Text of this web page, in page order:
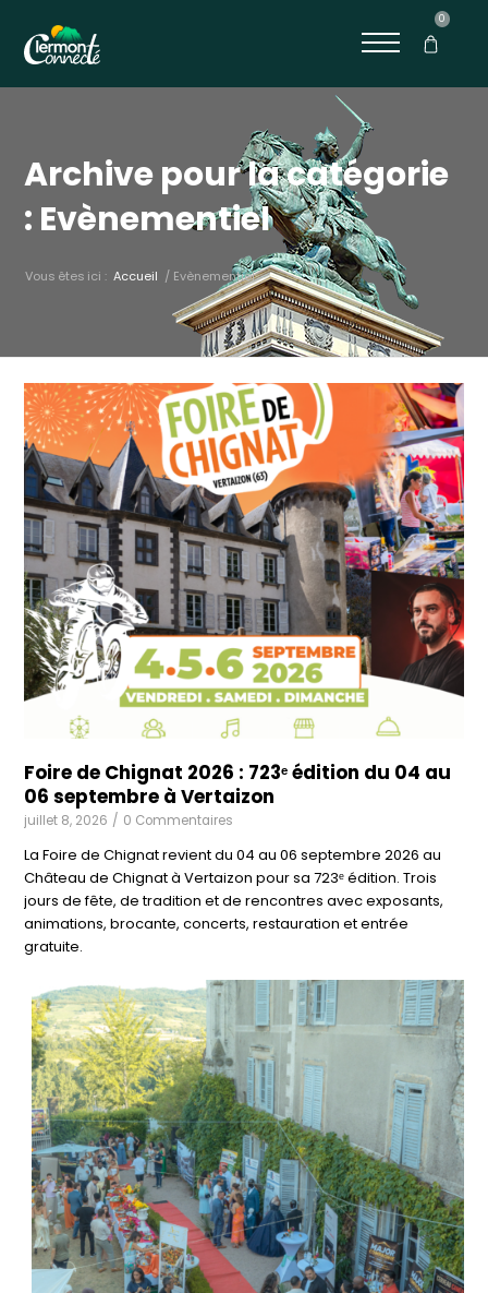
0
Archive pour la catégorie
: Evènementiel
Vous êtes ici : Accueil / Evènementiel
Foire de Chignat 2026 : 723ᵉ édition du 04 au
06 septembre à Vertaizon
juillet 8, 2026 / 0 Commentaires
La Foire de Chignat revient du 04 au 06 septembre 2026 au
Château de Chignat à Vertaizon pour sa 723ᵉ édition. Trois
jours de fête, de tradition et de rencontres avec exposants,
animations, brocante, concerts, restauration et entrée
gratuite.